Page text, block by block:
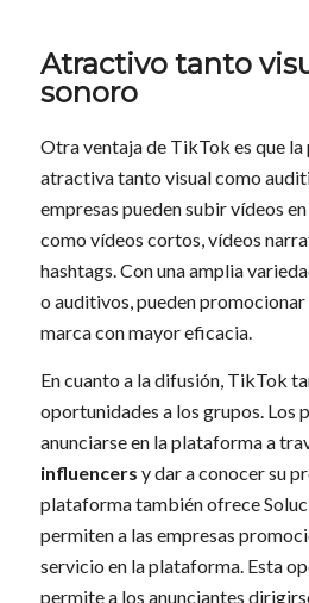
Atractivo tanto
sonoro
Otra ventaja de TikTok es que
atractiva tanto visual como
empresas pueden subir vídeos
como vídeos cortos, vídeos
hashtags. Con una amplia
o auditivos, pueden promocionar
marca con mayor eficacia.
En cuanto a la difusión, TikTok
oportunidades a los grupos. Los
anunciarse en la plataforma a
influencers y dar a conocer su
plataforma también ofrece
permiten a las empresas
servicio en la plataforma. Esta
permite a los anunciantes